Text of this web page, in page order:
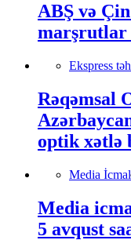
ABŞ və
marşrutlar
Ekspress
Rəqəmsal
optik xətlə
Media
Media
5 avqust